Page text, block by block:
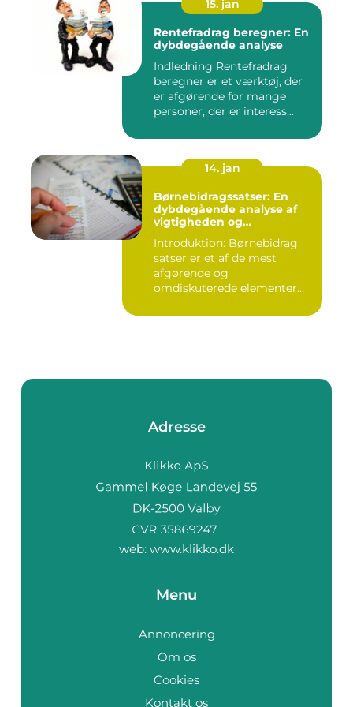
15. jan
Rentefradrag beregner: En
dybdegående analyse
Indledning Rentefradrag
beregner er et værktøj, der
er afgørende for mange
personer, der er interess...
14. jan
Børnebidragssatser: En
dybdegående analyse af
vigtigheden og
Introduktion: Børnebidrag
satser er et af de mest
afgørende og
omdiskuterede elementer
Adresse
web: www.klikko.dk
Menu
Annoncering
Om os
Cookies
Kontakt os